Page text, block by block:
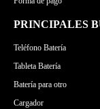
PRINCIPALES
Teléfono Batería
Tableta Batería
Batería para otro
Cargador